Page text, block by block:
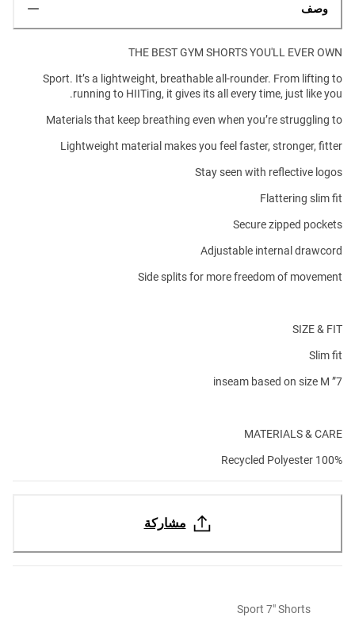
وصف
THE BEST GYM SHORTS YOU'LL EVER OWN
Sport. It’s a lightweight, breathable all-rounder. From lifting to
running to HIITing, it gives its all every time, just like you.
Materials that keep breathing even when you’re struggling to
Lightweight material makes you feel faster, stronger, fitter
Stay seen with reflective logos
Flattering slim fit
Secure zipped pockets
Adjustable internal drawcord
Side splits for more freedom of movement
SIZE & FIT
Slim fit
7” inseam based on size M
MATERIALS & CARE
100% Recycled Polyester
مشاركة
Sport 7" Shorts